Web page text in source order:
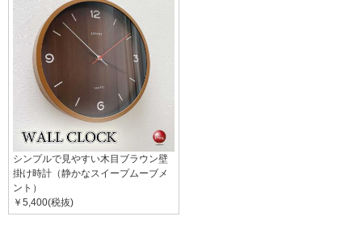
シンプルで見やすい木目ブラウン壁
掛け時計（静かなスイープムーブメ
ント）
￥5,400(税抜)